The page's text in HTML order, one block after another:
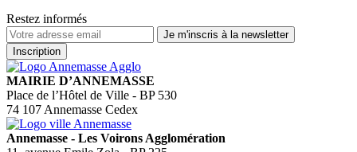
Restez informés
MAIRIE D’ANNEMASSE
Place de l’Hôtel de Ville - BP 530
74 107 Annemasse Cedex
Annemasse - Les Voirons Agglomération